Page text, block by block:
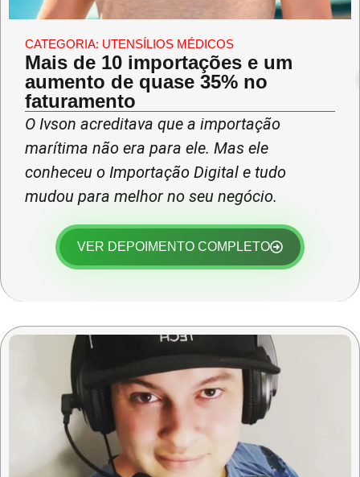
CATEGORIA: UTENSÍLIOS MÉDICOS
Mais de 10 importações e um
aumento de quase 35% no
faturamento
O Ivson acreditava que a importação
marítima não era para ele. Mas ele
conheceu o Importação Digital e tudo
mudou para melhor no seu negócio.
VER DEPOIMENTO COMPLETO